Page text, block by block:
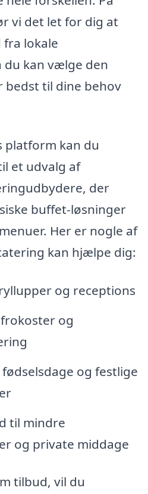
vi det let for dig at
lokale
du kan vælge den
bedst til dine behov
platform kan du
et udvalg af
der
buffet-løsninger
Her er nogle af
kan hjælpe dig:
og receptions
og
og festlige
til mindre
og private middage
tilbud, vil du